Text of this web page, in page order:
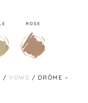
/ VOWS / DRÔME –